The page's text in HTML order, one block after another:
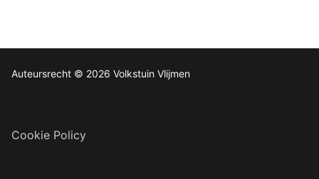
Auteursrecht © 2026 Volkstuin Vlijmen
Cookie Policy